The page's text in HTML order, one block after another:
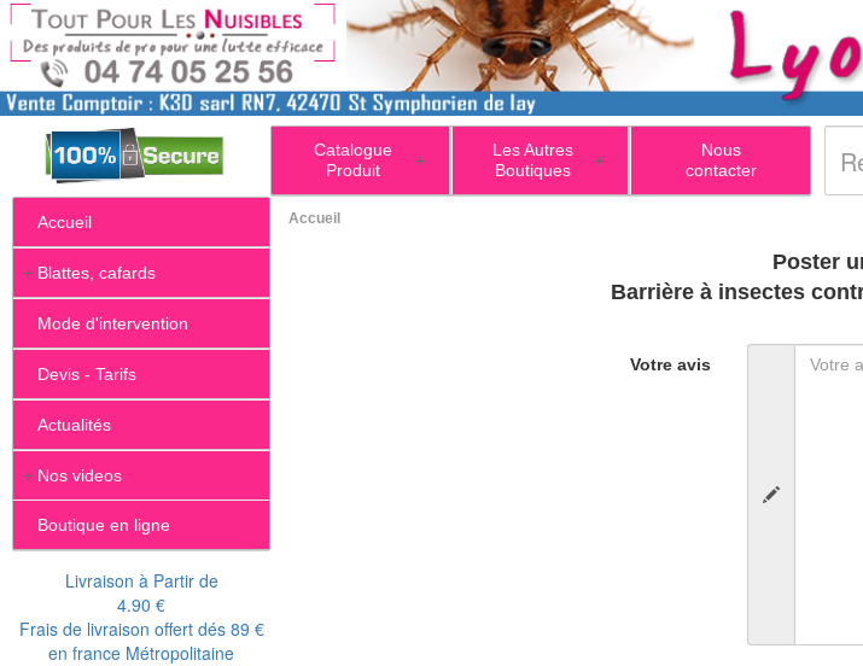
+
Catalogue
Produit
+
Les Autres
Boutiques
Nous
contacter
Accueil
+ Blattes, cafards
Mode d'intervention
Devis - Tarifs
Actualités
+ Nos videos
Boutique en ligne
Livraison à Partir de
4.90 €
Frais de livraison offert dés 89 €
en france Métropolitaine
Accueil
Poster
Barrière à insectes
Votre avis